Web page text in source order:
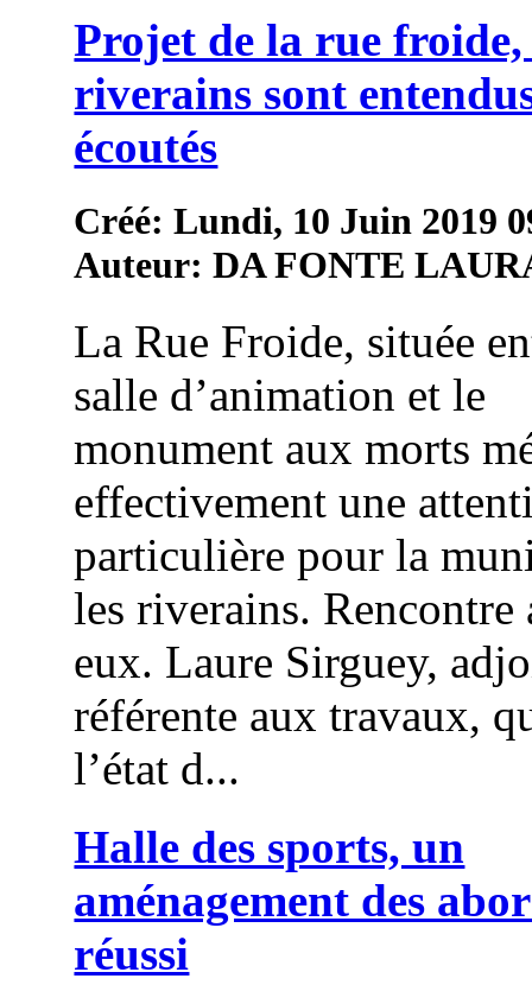
Projet de la rue froide,
riverains sont
écoutés
Créé: Lundi, 10 Juin 2019
Auteur: DA FONTE
La Rue Froide, située
salle d’animation et le
monument aux morts
effectivement une
particulière pour la
les riverains. Rencontre
eux. Laure Sirguey,
référente aux travaux,
l’état d...
Halle des sports, un
aménagement des
réussi